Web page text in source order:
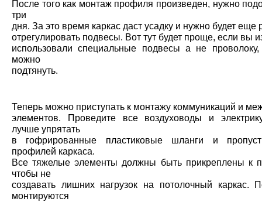
После того как монтаж профиля произведен, нужно
три
дня. За это время каркас даст усадку и нужно будет еще
отрегулировать подвесы. Вот тут будет проще, если вы
использовали специальные подвесы а не
можно
подтянуть.
Теперь можно приступать к монтажу коммуникаций и
элементов. Проведите все воздуховоды и
лучше упрятать
в гофрированные пластиковые шланги и
профилей каркаса.
Все тяжелые элементы должны быть прикреплены к
чтобы не
создавать лишних нагрузок на потолочный каркас.
монтируются